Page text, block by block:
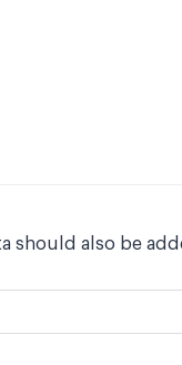
should also be